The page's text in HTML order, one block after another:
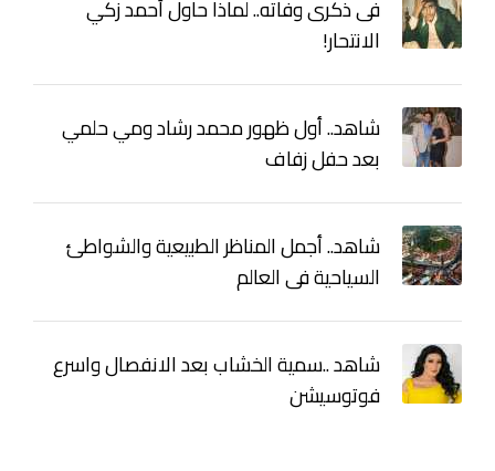
فى ذكرى وفاته.. لماذا حاول أحمد زكي
الانتحار!
شاهد.. أول ظهور محمد رشاد ومي حلمي
بعد حفل زفاف
شاهد.. أجمل المناظر الطبيعية والشواطئ
السياحية فى العالم
شاهد ..سمية الخشاب بعد الانفصال واسرع
فوتوسيشن